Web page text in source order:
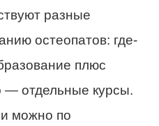
разные
остеопатов: где-
плюс
— отдельные курсы.
можно по